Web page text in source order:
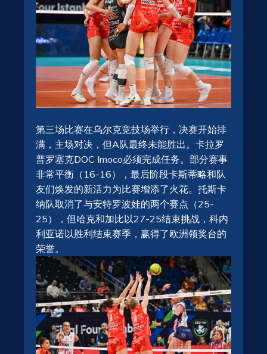
第三场比赛在乌尔克竞技场举行，决赛开始排
满，主场对决，但A队最终未能胜出。卡拉罗
普罗塞克DOC Imoco必须完成任务。部分赛事
非常平衡（16-16），最后阶段卡斯蒂略和队
友们焕发的新活力为比赛增添了火花。托斯卡
纳队取消了与安特罗波娃的两个赛点（25-
25），但哈克和加比以27-25结束挑战，科内
利亚诺以胜利结束赛季，赢得了欧洲领奖台的
荣誉。